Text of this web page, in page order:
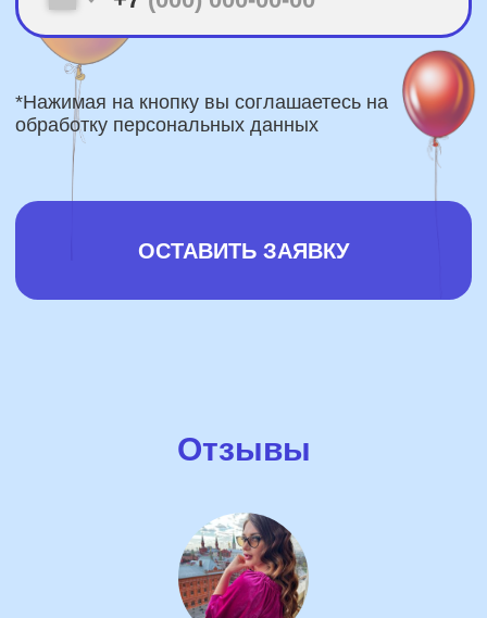
Отзывы